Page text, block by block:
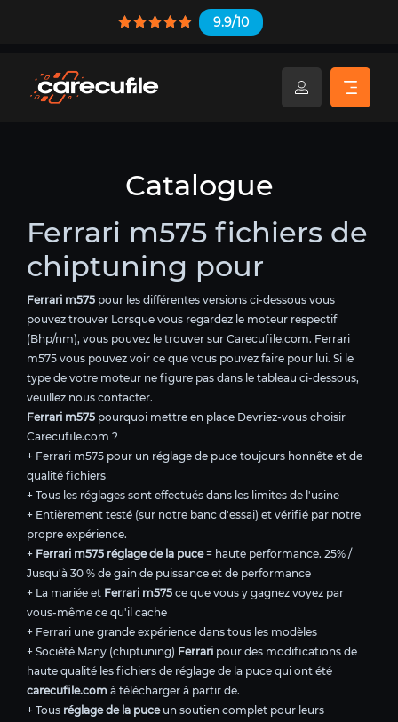
9.9/10
Catalogue
Ferrari m575 fichiers de
chiptuning pour
Ferrari m575 pour les différentes versions ci-dessous vous
pouvez trouver Lorsque vous regardez le moteur respectif
(Bhp/nm), vous pouvez le trouver sur Carecufile.com. Ferrari
m575 vous pouvez voir ce que vous pouvez faire pour lui. Si le
type de votre moteur ne figure pas dans le tableau ci-dessous,
veuillez nous contacter.
Ferrari m575 pourquoi mettre en place Devriez-vous choisir
Carecufile.com ?
+ Ferrari m575 pour un réglage de puce toujours honnête et de
qualité fichiers
+ Tous les réglages sont effectués dans les limites de l'usine
+ Entièrement testé (sur notre banc d'essai) et vérifié par notre
propre expérience.
+ Ferrari m575 réglage de la puce= haute performance. 25% /
Jusqu'à 30 % de gain de puissance et de performance
+ La mariée et Ferrari m575 ce que vous y gagnez voyez par
vous-même ce qu'il cache
+ Ferrari une grande expérience dans tous les modèles
+ Société Many (chiptuning) Ferrari pour des modifications de
haute qualité les fichiers de réglage de la puce qui ont été
carecufile.com à télécharger à partir de.
+ Tous réglage de la puceun soutien complet pour leurs